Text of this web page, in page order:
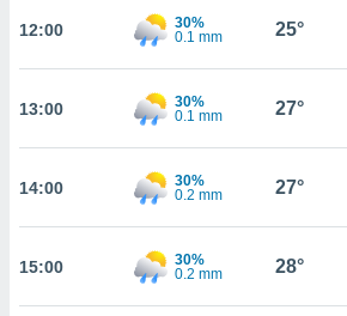
sean
el sitio
para
ni para
aunque
no
12:00
30%
0.1 mm
25°
13:00
30%
0.1 mm
27°
14:00
30%
0.2 mm
27°
15:00
30%
0.2 mm
28°